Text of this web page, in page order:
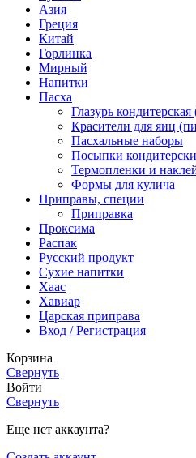
Азия
Греция
Китай
Горлинка
Мирный
Напитки
Пасха
Глазурь кондитерская
Красители для яиц
Пасхальные наборы
Посыпки
Термопленки и
Формы для кулича
Приправы, специи
Приправка
Проксима
Распак
Русский продукт
Сухие напитки
Хаас
Хавиар
Царская приправа
Вход / Регистрация
Корзина
Свернуть
Войти
Свернуть
Еще нет аккаунта?